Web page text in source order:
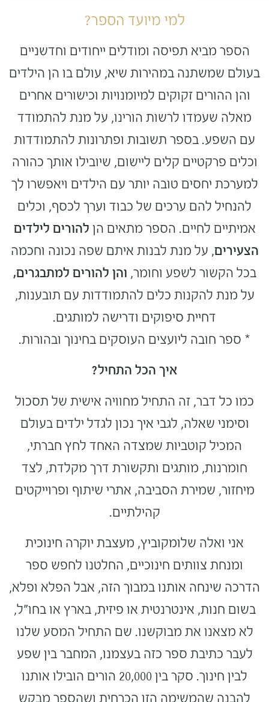
למי מיועד הספר?
הספר מביא תפיסה ומודלים ייחודים וחדשניים
בעולם שמשתנה במהירות שיא, עולם בו הן הילדים
והן ההורים זקוקים למיומנויות וכישורים אחרים
מאלה שעמדו לרשות הורינו, על מנת להתמודד
עם השפע. בספר תשובות ופתרונות להתמודדות
וכלים פרקטיים קלים ליישום, שיובילו אותך כהורה
למערכת יחסים טובה יותר עם הילדים ויאפשרו לך
להנחיל להם ערכים של כבוד וערך לכסף, וכלים
אמיתיים לחיים. הספר מתאים הן להורים לילדים
הצעירים, על מנת לבנות איתם שפה נכונה וחכמה
בכל הקשור לשפע וחומר, והן להורים למתבגרים,
על מנת להקנות כלים להתמודדות עם תובענות,
דחיית סיפוקים ודרישה למותגים.
* ספר חובה ליועצים העוסקים בחינוך ובהורות.
איך הכל התחיל?
כמו כל דבר, זה התחיל מחוויה אישית של תסכול
וסימני שאלה, לגבי איך נכון לגדל ילדים בעולם
המכיל קוטביות שמצדה האחד לחץ חברתי,
חומרנות, מותגים ותקשורת דרך מקלדת, לצד
מיחזור, שמירת הסביבה, אתרי שיתוף ופרוייקטים
קהילתיים.
אני ואלה שלומקוביץ, מעצבת יוקרה חינוכית
ומנחת צוותים חינוכיים, החלטנו לחפש ספר
הדרכה שינחה אותנו במבוך הזה, אבל הפלא ופלא,
בשום חנות, אינטרנטית או פיזית, בארץ או בחו"ל,
לא מצאנו את מבוקשנו. שם התחיל המסע שלנו
לעבר כתיבת ספר כזה בעצמנו, המחבר בין שפע
לבין חינוך. סקר בין 20,000 הורים הובילו אותנו
להבנה שהמשימה הזו הכרחית ושהספר מבקש